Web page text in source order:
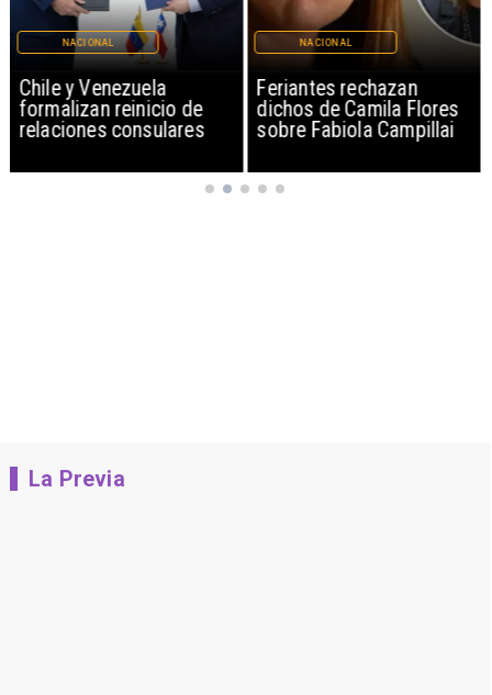
Chile y Venezuela
formalizan reinicio de
relaciones consulares
NACIONAL
Feriantes rechazan
dichos de Camila Flores
sobre Fabiola Campillai
NACIONAL
La Previa